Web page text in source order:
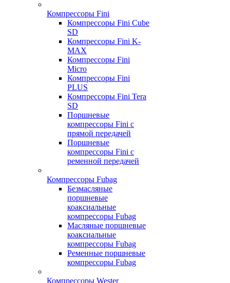
Компрессоры Fini
Компрессоры Fini Cube
SD
Компрессоры Fini K-
MAX
Компрессоры Fini
Micro
Компрессоры Fini
PLUS
Компрессоры Fini Tera
SD
Поршневые
компрессоры Fini с
прямой передачей
Поршневые
компрессоры Fini с
ременной передачей
Компрессоры Fubag
Безмасляные
поршневые
коаксиальные
компрессоры Fubag
Масляные поршневые
коаксиальные
компрессоры Fubag
Ременные поршневые
компрессоры Fubag
Компрессоры Wester